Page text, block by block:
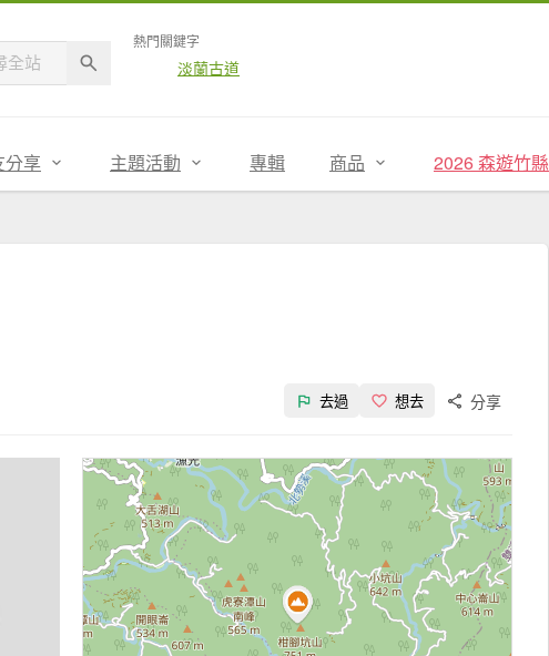
熱門關鍵字
淡蘭古道
分享 主題活動 專輯 商品 2026 森遊竹縣
去過 想去 分享